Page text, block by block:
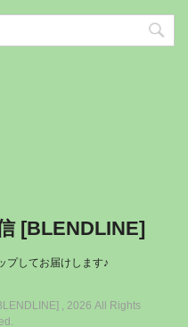
[BLENDLINE]
プしてお届けします♪
, 2026 All Rights